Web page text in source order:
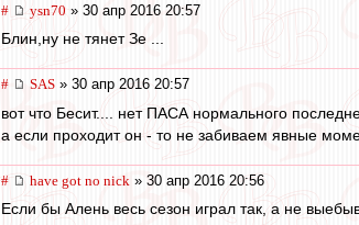
# ysn70 » 30 апр 2016 20:57
Блин,ну не тянет Зе ...
# SAS » 30 апр 2016 20:57
вот что Бесит.... нет ПАСА нормального
а если проходит он - то не забиваем явные
# have got no nick » 30 апр 2016 20:56
Если бы Алень весь сезон играл так, а не